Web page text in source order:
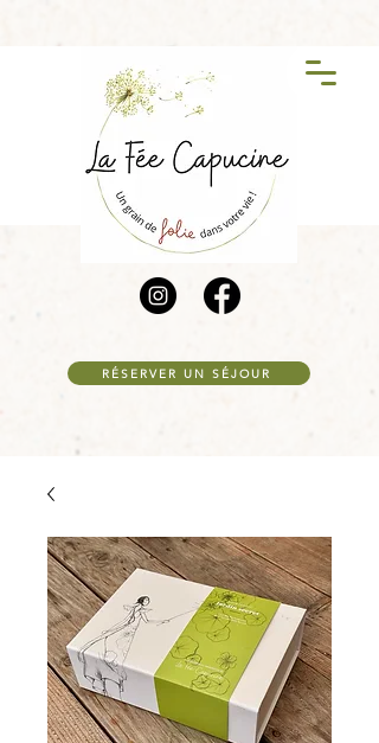
RÉSERVER UN SÉJOUR